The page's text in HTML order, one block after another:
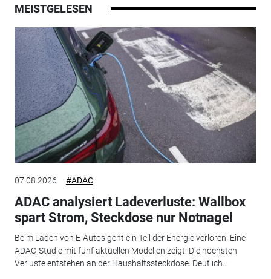
MEISTGELESEN
07.08.2026 #ADAC
ADAC analysiert Ladeverluste: Wallbox
spart Strom, Steckdose nur Notnagel
Beim Laden von E-Autos geht ein Teil der Energie verloren. Eine
ADAC-Studie mit fünf aktuellen Modellen zeigt: Die höchsten
Verluste entstehen an der Haushaltssteckdose. Deutlich...